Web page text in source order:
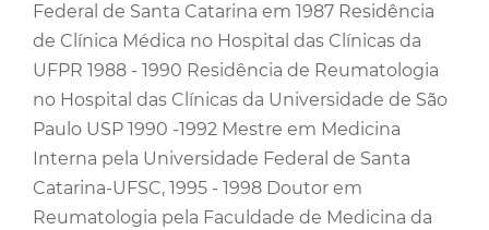
Federal de Santa Catarina em 1987 Residência
de Clínica Médica no Hospital das Clínicas da
UFPR 1988 - 1990 Residência de Reumatologia
no Hospital das Clínicas da Universidade de São
Paulo USP 1990 -1992 Mestre em Medicina
Interna pela Universidade Federal de Santa
Catarina-UFSC, 1995 - 1998 Doutor em
Reumatologia pela Faculdade de Medicina da